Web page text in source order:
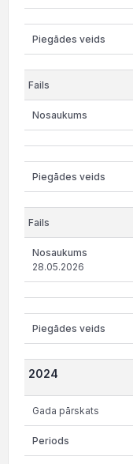
28.05.2026
2024
Gada pārskats